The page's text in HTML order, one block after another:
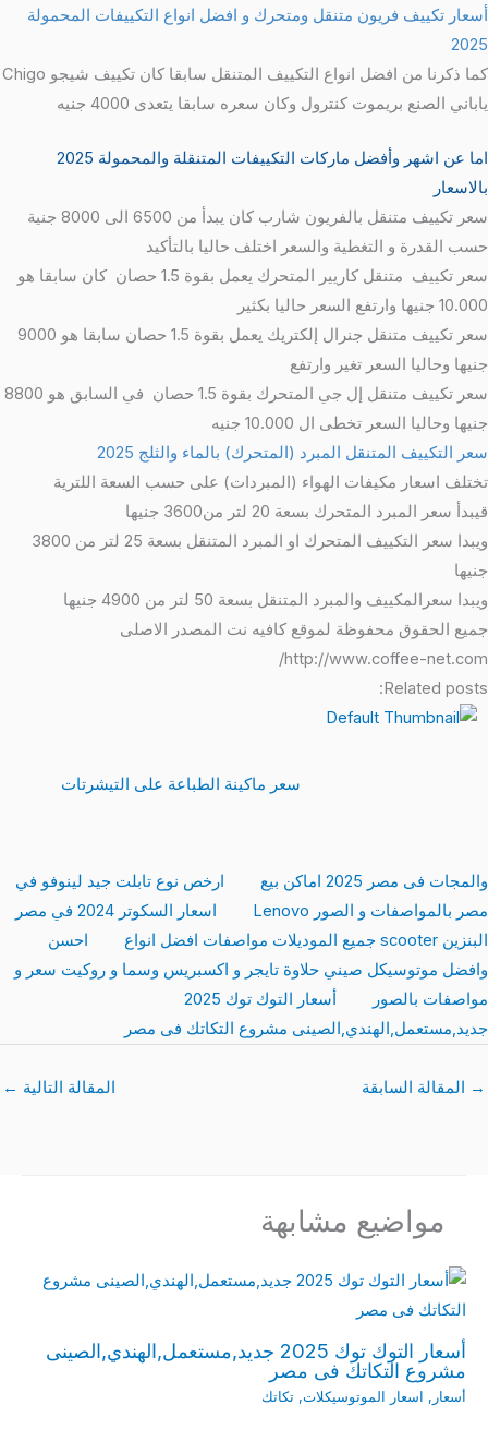
أسعار تكييف فريون متنقل ومتحرك و افضل انواع التكييفات المحمولة
2025
كما ذكرنا من افضل انواع التكييف المتنقل سابقا كان تكييف شيجو Chigo
ياباني الصنع بريموت كنترول وكان سعره سابقا يتعدى 4000 جنيه
اما عن اشهر وأفضل ماركات التكييفات المتنقلة والمحمولة 2025
بالاسعار
سعر تكييف متنقل بالفريون شارب كان يبدأ من 6500 الى 8000 جنية
حسب القدرة و التغطية والسعر اختلف حاليا بالتأكيد
سعر تكييف متنقل كاريير المتحرك يعمل بقوة 1.5 حصان كان سابقا هو
10.000 جنيها وارتفع السعر حاليا بكثير
سعر تكييف متنقل جنرال إلكتريك يعمل بقوة 1.5 حصان سابقا هو 9000
جنيها وحاليا السعر تغير وارتفع
سعر تكييف متنقل إل جي المتحرك بقوة 1.5 حصان في السابق هو 8800
جنيها وحاليا السعر تخطى ال 10.000 جنيه
سعر التكييف المتنقل المبرد (المتحرك) بالماء والثلج 2025
تختلف اسعار مكيفات الهواء (المبردات) على حسب السعة اللترية
قيبدأ سعر المبرد المتحرك بسعة 20 لتر من3600 جنيها
ويبدا سعر التكييف المتحرك او المبرد المتنقل بسعة 25 لتر من 3800
جنيها
ويبدا سعرالمكييف والمبرد المتنقل بسعة 50 لتر من 4900 جنيها
جميع الحقوق محفوظة لموقع كافيه نت المصدر الاصلى
http://www.coffee-net.com/
Related posts:
سعر ماكينة الطباعة على التيشرتات
والمجات فى مصر 2025 اماكن بيع
ارخص نوع تابلت جيد لينوفو في
مصر بالمواصفات و الصور Lenovo
اسعار السكوتر 2024 في مصر
البنزين scooter جميع الموديلات مواصفات افضل انواع
احسن
وافضل موتوسيكل صيني حلاوة تايجر و اكسبريس وسما و روكيت سعر و
مواصفات بالصور
أسعار التوك توك 2025
جديد,مستعمل,الهندي,الصينى مشروع التكاتك فى مصر
→ المقالة السابقة المقالة التالية ←
مواضيع مشابهة
أسعار التوك توك 2025 جديد,مستعمل,الهندي,الصينى
مشروع التكاتك فى مصر
أسعار , اسعار الموتوسيكلات, تكاتك